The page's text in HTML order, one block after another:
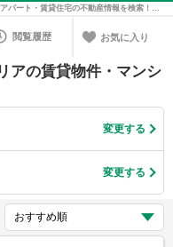
的場駅（川越線）・他周辺駅エリアの賃貸マンション・賃貸アパート・賃貸住宅の不動産情報を検索！不動産賃貸の物件探しは、お部屋探しのエイブル
閲覧履歴 お気に入り
アの賃貸物件・マンシ
変更する
変更する